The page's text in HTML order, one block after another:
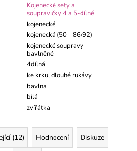
Kojenecké sety a
soupravičky 4 a 5-dílné
kojenecké
kojenecká (50 - 86/92)
kojenecké soupravy
bavlněné
4dílná
ke krku, dlouhé rukávy
bavlna
bílá
zvířátka
(12) Hodnocení Diskuze